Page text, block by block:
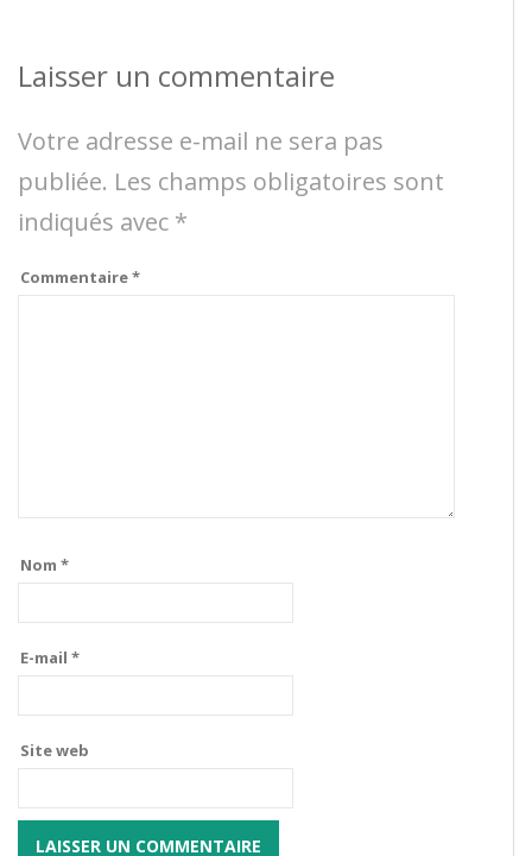
Laisser un commentaire
Votre adresse e-mail ne sera pas
publiée. Les champs obligatoires sont
indiqués avec *
Commentaire*
Nom *
E-mail *
Site web